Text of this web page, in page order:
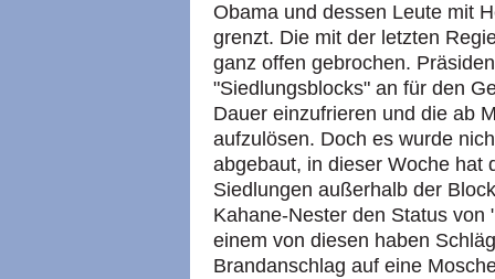
Obama und dessen Leute mit
grenzt. Die mit der letzten
ganz offen gebrochen.
"Siedlungsblocks" an für den
Dauer einzufrieren und die ab
aufzulösen. Doch es wurde
abgebaut, in dieser Woche hat
Siedlungen außerhalb der
Kahane-Nester den Status von
einem von diesen haben
Brandanschlag auf eine